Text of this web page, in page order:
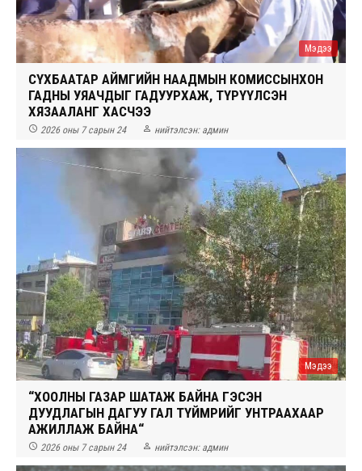
Мэдээ
СҮХБААТАР АЙМГИЙН НААДМЫН КОМИССЫНХОН
ГАДНЫ УЯАЧДЫГ ГАДУУРХАЖ, ТҮРҮҮЛСЭН
ХЯЗААЛАНГ ХАСЧЭЭ
 2026 оны 7 сарын 24  нийтэлсэн: админ
Мэдээ
“ХООЛНЫ ГАЗАР ШАТАЖ БАЙНА ГЭСЭН
ДУУДЛАГЫН ДАГУУ ГАЛ ТҮЙМРИЙГ УНТРААХААР
АЖИЛЛАЖ БАЙНА“
 2026 оны 7 сарын 24  нийтэлсэн: админ